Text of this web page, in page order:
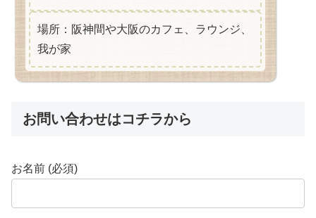
場所：阪神間や大阪のカフェ、ラウンジ、
我が家
お問い合わせはコチラから
お名前 (必須)